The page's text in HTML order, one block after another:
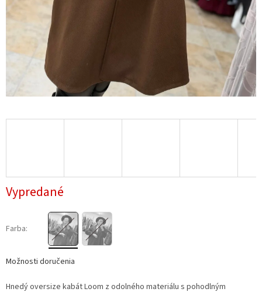
Vypredané
Farba:
Možnosti doručenia
Hnedý oversize kabát Loom z odolného materiálu s pohodlným